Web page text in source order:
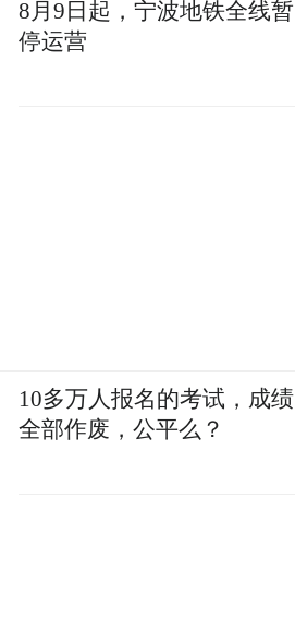
8月9日起，宁波地铁全线暂
停运营
10多万人报名的考试，成绩
全部作废，公平么？